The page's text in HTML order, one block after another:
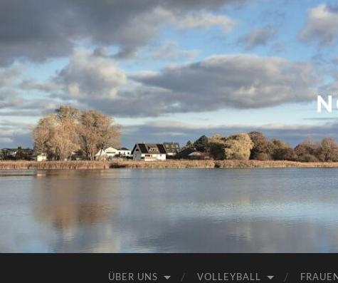
ÜBER UNS VOLLEYBALL